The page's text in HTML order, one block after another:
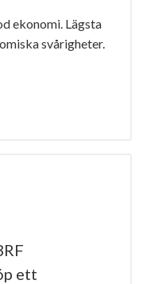
ekonomi. Lägsta
svårigheter.
ett